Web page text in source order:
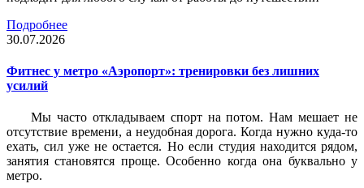
Подробнее
30.07.2026
Фитнес у метро «Аэропорт»: тренировки без лишних
усилий
Мы часто откладываем спорт на потом. Нам мешает не
отсутствие времени, а неудобная дорога. Когда нужно куда-то
ехать, сил уже не остается. Но если студия находится рядом,
занятия становятся проще. Особенно когда она буквально у
метро.